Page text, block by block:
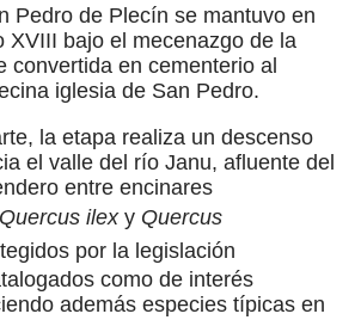
Pedro de Plecín se mantuvo en
XVIII bajo el mecenazgo de la
convertida en cementerio al
iglesia de San Pedro.
la etapa realiza un descenso
el valle del río Janu, afluente del
entre encinares
Quercus ilexy Quercus
por la legislación
como de interés
además especies típicas en